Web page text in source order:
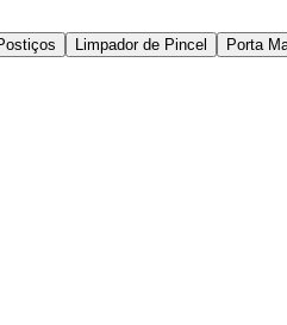
Limpador de Pincel Porta